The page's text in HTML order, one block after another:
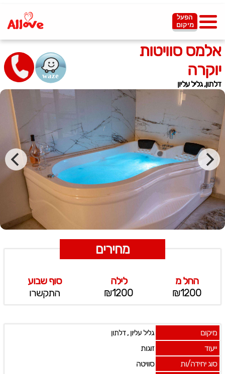
הפעל
מיקום
אלמס סוויטות
יוקרה
דלתון, גליל עליון
מחירים
החל מ
₪1200
לילה
₪1200
סוף שבוע
התקשרו
מיקום גליל עליון,דלתון
ייעוד
זוגות
סוג יחידה/ות
סוויטה